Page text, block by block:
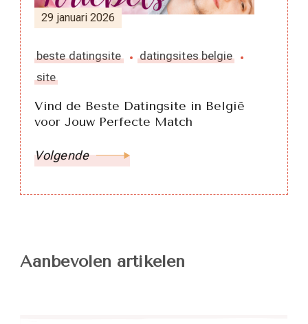
29 januari 2026
beste datingsite
datingsites belgie
site
Vind de Beste Datingsite in België
voor Jouw Perfecte Match
Volgende
Aanbevolen artikelen